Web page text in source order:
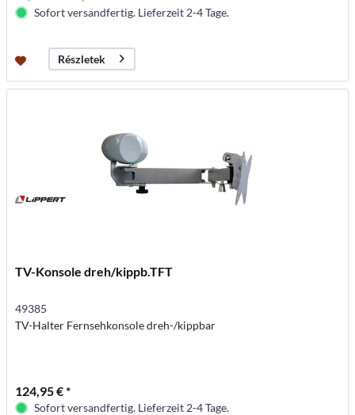
Sofort versandfertig. Lieferzeit 2-4 Tage.
Részletek
TV-Konsole dreh/kippb.TFT
49385
TV-Halter Fernsehkonsole dreh-/kippbar
124,95 € *
Sofort versandfertig. Lieferzeit 2-4 Tage.